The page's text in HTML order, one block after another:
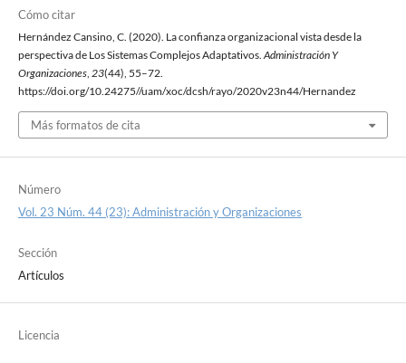
Cómo citar
Hernández Cansino, C. (2020). La confianza organizacional vista desde la
perspectiva de Los Sistemas Complejos Adaptativos.Administración Y
Organizaciones, 23(44), 55–72.
https://doi.org/10.24275//uam/xoc/dcsh/rayo/2020v23n44/Hernandez
Más formatos de cita
Número
Vol. 23 Núm. 44 (23): Administración y Organizaciones
Sección
Artículos
Licencia